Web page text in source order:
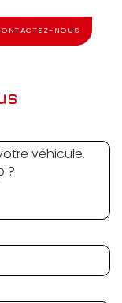
NOUS